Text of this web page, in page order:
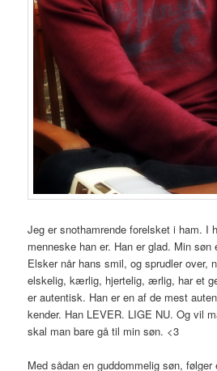
Jeg er snothamrende forelsket i ham. I
menneske han er. Han er glad. Min
Elsker når hans smil, og sprudler over,
elskelig, kærlig, hjertelig, ærlig, har et
er autentisk. Han er en af de mest
kender. Han LEVER. LIGE NU. Og vil
skal man bare gå til min søn. <3
Med sådan en guddommelig søn,